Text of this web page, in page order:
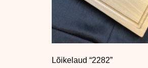
Lõikelaud “2282”